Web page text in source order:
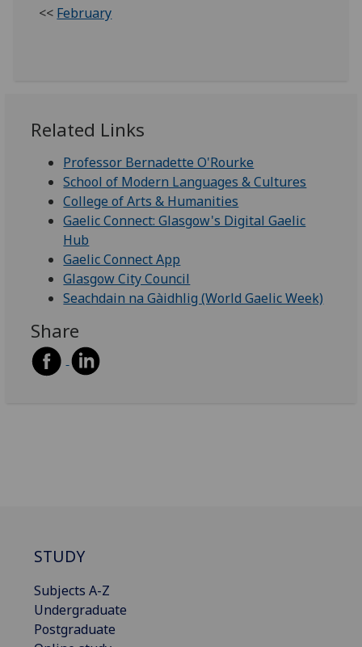
<< February
Related Links
Professor Bernadette O'Rourke
School of Modern Languages & Cultures
College of Arts & Humanities
Gaelic Connect: Glasgow's Digital Gaelic
Hub
Gaelic Connect App
Glasgow City Council
Seachdain na Gàidhlig (World Gaelic Week)
Share
STUDY
Subjects A-Z
Undergraduate
Postgraduate